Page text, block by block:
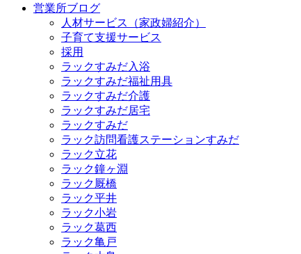
営業所ブログ
人材サービス（家政婦紹介）
子育て支援サービス
採用
ラックすみだ入浴
ラックすみだ福祉用具
ラックすみだ介護
ラックすみだ居宅
ラックすみだ
ラック訪問看護ステーションすみだ
ラック立花
ラック鐘ヶ淵
ラック厩橋
ラック平井
ラック小岩
ラック葛西
ラック亀戸